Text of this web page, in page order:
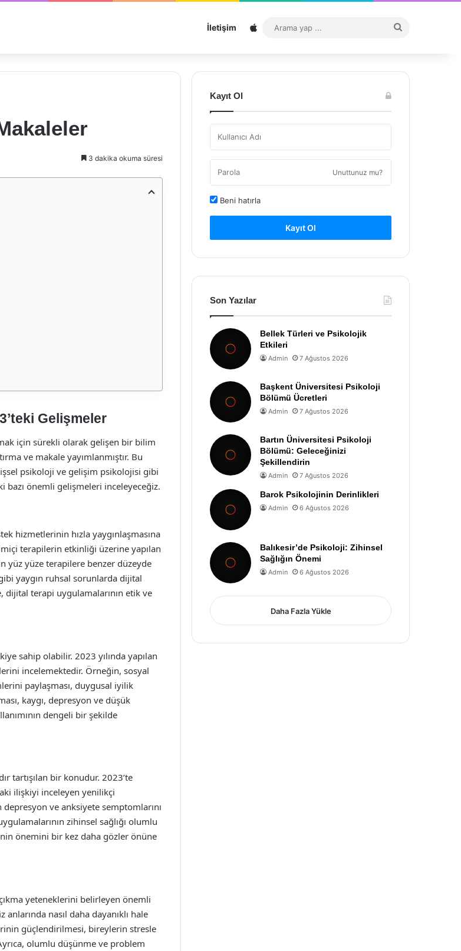
İletişim Sitemap
...
3 dakika okuma süresi
Gelişmeler
için sürekli olarak gelişen bir bilim
ve makale yayımlanmıştır. Bu
psikoloji ve gelişim psikolojisi gibi
bazı önemli gelişmeleri inceleyeceğiz.
hizmetlerinin hızla yaygınlaşmasına
terapilerin etkinliği üzerine yapılan
yüz yüze terapilere benzer düzeyde
yaygın ruhsal sorunlarda dijital
terapi uygulamalarının etik ve
sahip olabilir. 2023 yılında yapılan
incelemektedir. Örneğin, sosyal
paylaşması, duygusal iyilik
kaygı, depresyon ve düşük
dengeli bir şekilde
tartışılan bir konudur. 2023’te
ilişkiyi inceleyen yenilikçi
ve anksiyete semptomlarını
zihinsel sağlığı olumlu
önemini bir kez daha gözler önüne
yeteneklerini belirleyen önemli
nasıl daha dayanıklı hale
güçlendirilmesi, bireylerin stresle
olumlu düşünme ve problem
Kayıt Ol
Unuttunuz mu?
Beni hatırla
Kayıt Ol
Son Yazılar
Bellek Türleri ve Psikolojik
Etkileri
Admin 7 Ağustos 2026
Başkent Üniversitesi Psikoloji
Bölümü Ücretleri
Admin 7 Ağustos 2026
Bartın Üniversitesi Psikoloji
Bölümü: Geleceğinizi
Şekillendirin
Admin 7 Ağustos 2026
Barok Psikolojinin Derinlikleri
Admin 6 Ağustos 2026
Balıkesir’de Psikoloji: Zihinsel
Sağlığın Önemi
Admin 6 Ağustos 2026
Daha Fazla Yükle